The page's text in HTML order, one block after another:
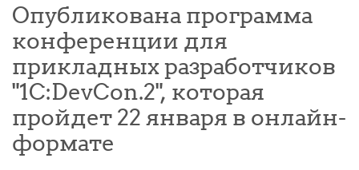
Опубликована программа
конференции для
прикладных разработчиков
"1C:DevCon.2", которая
пройдет 22 января в онлайн-
формате